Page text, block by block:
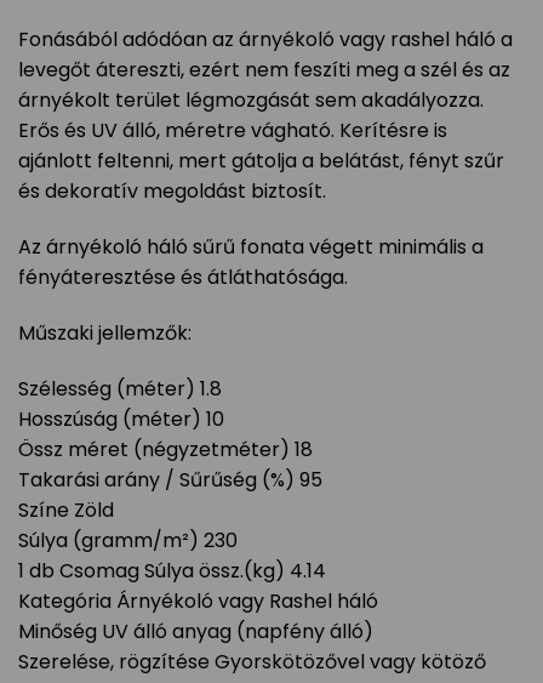
Fonásából adódóan az árnyékoló vagy rashel háló a
levegőt átereszti, ezért nem feszíti meg a szél és az
árnyékolt terület légmozgását sem akadályozza.
Erős és UV álló, méretre vágható. Kerítésre is
ajánlott feltenni, mert gátolja a belátást, fényt szűr
és dekoratív megoldást biztosít.
Az árnyékoló háló sűrű fonata végett minimális a
fényáteresztése és átláthatósága.
Műszaki jellemzők:
Szélesség (méter) 1.8
Hosszúság (méter) 10
Össz méret (négyzetméter) 18
Takarási arány / Sűrűség (%) 95
Színe Zöld
Súlya (gramm/m²) 230
1 db Csomag Súlya össz.(kg) 4.14
Kategória Árnyékoló vagy Rashel háló
Minőség UV álló anyag (napfény álló)
Szerelése, rögzítése Gyorskötözővel vagy kötöző